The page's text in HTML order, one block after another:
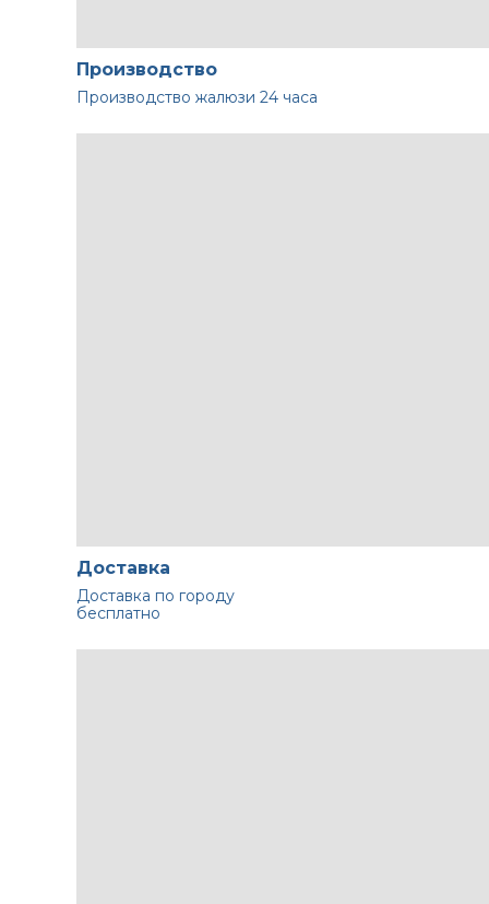
Производство
Производство жалюзи 24 часа
Доставка
Доставка по городу
бесплатно